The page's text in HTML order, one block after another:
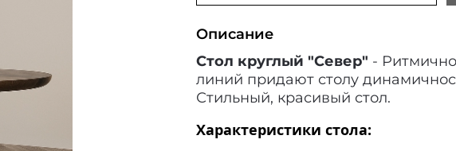
Описание
Стол круглый "Север" -
линий придают столу
Стильный, красивый стол.
Характеристики стола: